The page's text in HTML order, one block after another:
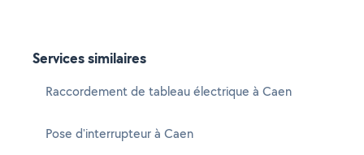
Services similaires
Raccordement de tableau électrique à Caen
Pose d'interrupteur à Caen